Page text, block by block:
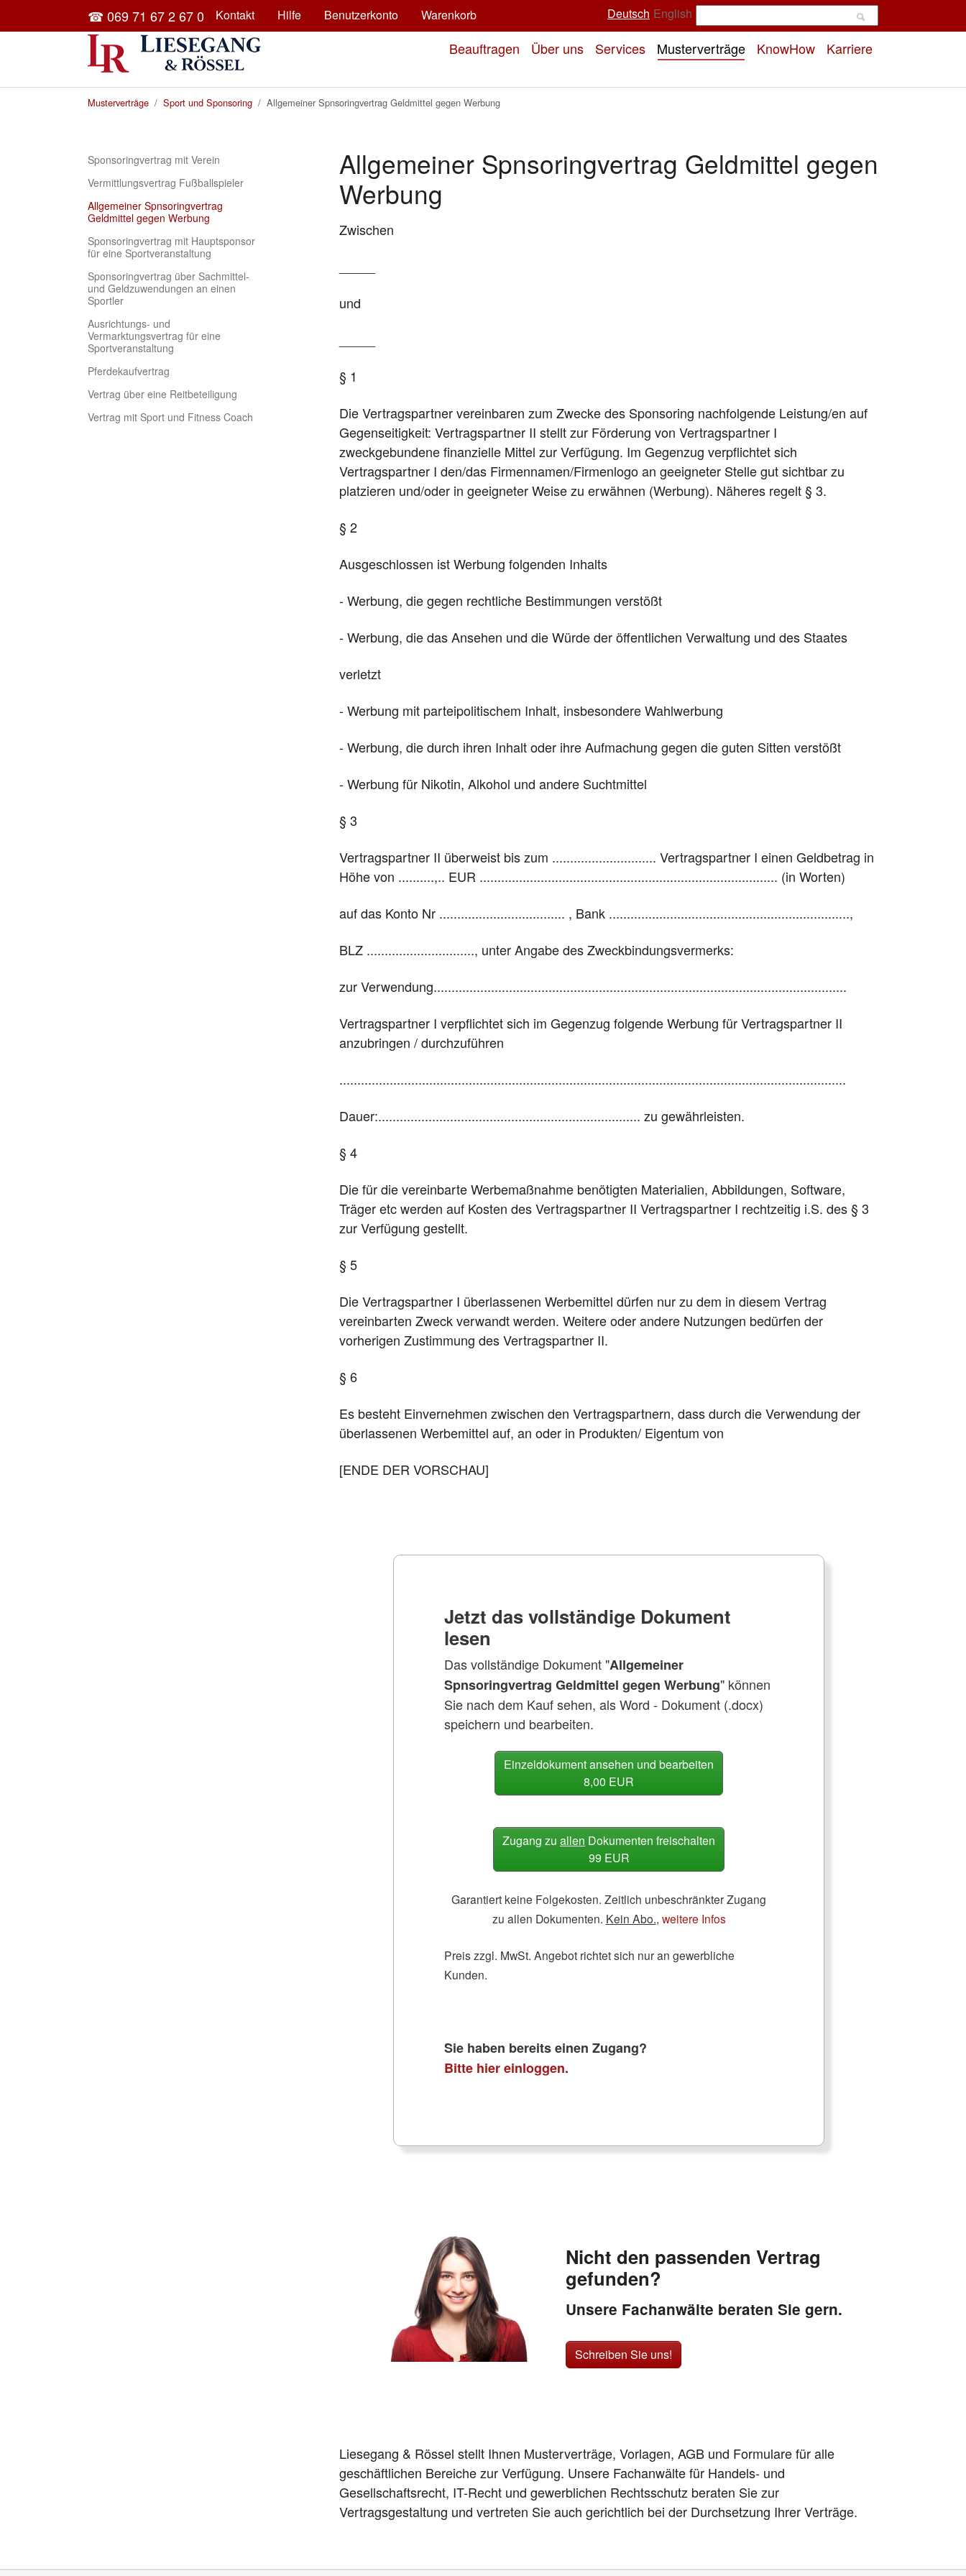
Skip to main content☎ 069 71 67 2 67 0 Kontakt Hilfe Benutzerkonto Warenkorb Deutsch English
Beauftragen Über uns Services Musterverträge KnowHow Karriere
You are here:
Musterverträge Sport und Sponsoring Allgemeiner Spnsoringvertrag Geldmittel gegen Werbung
Sponsoringvertrag mit Verein
Vermittlungsvertrag Fußballspieler
Allgemeiner Spnsoringvertrag
Geldmittel gegen Werbung
Sponsoringvertrag mit Hauptsponsor
für eine Sportveranstaltung
Sponsoringvertrag über Sachmittel-
und Geldzuwendungen an einen
Sportler
Ausrichtungs- und
Vermarktungsvertrag für eine
Sportveranstaltung
Pferdekaufvertrag
Vertrag über eine Reitbeteiligung
Vertrag mit Sport und Fitness Coach
Allgemeiner Spnsoringvertrag Geldmittel gegen
Werbung
Zwischen
und
§ 1
Die Vertragspartner vereinbaren zum Zwecke des Sponsoring nachfolgende Leistung/en auf
Gegenseitigkeit: Vertragspartner II stellt zur Förderung von Vertragspartner I
zweckgebundene finanzielle Mittel zur Verfügung. Im Gegenzug verpflichtet sich
Vertragspartner I den/das Firmennamen/Firmenlogo an geeigneter Stelle gut sichtbar zu
platzieren und/oder in geeigneter Weise zu erwähnen (Werbung). Näheres regelt § 3.
§ 2
Ausgeschlossen ist Werbung folgenden Inhalts
- Werbung, die gegen rechtliche Bestimmungen verstößt
- Werbung, die das Ansehen und die Würde der öffentlichen Verwaltung und des Staates
verletzt
- Werbung mit parteipolitischem Inhalt, insbesondere Wahlwerbung
- Werbung, die durch ihren Inhalt oder ihre Aufmachung gegen die guten Sitten verstößt
- Werbung für Nikotin, Alkohol und andere Suchtmittel
§ 3
Vertragspartner II überweist bis zum ............................. Vertragspartner I einen Geldbetrag in
Höhe von ..........,.. EUR ................................................................................... (in Worten)
auf das Konto Nr ................................... , Bank ...................................................................,
BLZ .............................., unter Angabe des Zweckbindungsvermerks:
zur Verwendung...................................................................................................................
Vertragspartner I verpflichtet sich im Gegenzug folgende Werbung für Vertragspartner II
anzubringen / durchzuführen
.............................................................................................................................................
Dauer:......................................................................... zu gewährleisten.
§ 4
Die für die vereinbarte Werbemaßnahme benötigten Materialien, Abbildungen, Software,
Träger etc werden auf Kosten des Vertragspartner II Vertragspartner I rechtzeitig i.S. des § 3
zur Verfügung gestellt.
§ 5
Die Vertragspartner I überlassenen Werbemittel dürfen nur zu dem in diesem Vertrag
vereinbarten Zweck verwandt werden. Weitere oder andere Nutzungen bedürfen der
vorherigen Zustimmung des Vertragspartner II.
§ 6
Es besteht Einvernehmen zwischen den Vertragspartnern, dass durch die Verwendung der
überlassenen Werbemittel auf, an oder in Produkten/ Eigentum von
[ENDE DER VORSCHAU]
Jetzt das vollständige Dokument
lesen
Das vollständige Dokument "Allgemeiner
Spnsoringvertrag Geldmittel gegen Werbung" können
Sie nach dem Kauf sehen, als Word - Dokument (.docx)
speichern und bearbeiten.
Einzeldokument ansehen und bearbeiten
8,00 EUR
Zugang zu allen Dokumenten freischalten
99 EUR
Garantiert keine Folgekosten. Zeitlich unbeschränkter Zugang
zu allen Dokumenten. Kein Abo., weitere Infos
Preis zzgl. MwSt. Angebot richtet sich nur an gewerbliche
Kunden.
Sie haben bereits einen Zugang?
Bitte hier einloggen.
Nicht den passenden Vertrag
gefunden?
Unsere Fachanwälte beraten Sie gern.
Schreiben Sie uns!
Liesegang & Rössel stellt Ihnen Musterverträge, Vorlagen, AGB und Formulare für alle
geschäftlichen Bereiche zur Verfügung. Unsere Fachanwälte für Handels- und
Gesellschaftsrecht, IT-Recht und gewerblichen Rechtsschutz beraten Sie zur
Vertragsgestaltung und vertreten Sie auch gerichtlich bei der Durchsetzung Ihrer Verträge.